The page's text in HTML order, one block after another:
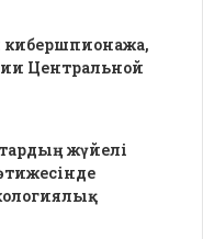
кибершпионажа,
Центральной
жүйелі